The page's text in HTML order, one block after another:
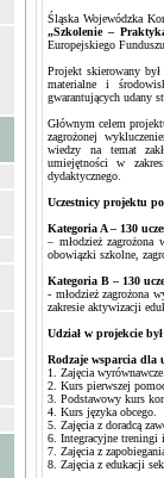
Śląska Wojewódzka
„Szkolenie –
Europejskiego
Projekt skierowany
materialne i
gwarantujących udany
Głównym celem
zagrożonej
wiedzy na temat
umiejętności w
dydaktycznego.
Uczestnicy projektu
Kategoria A – 130
– młodzież
obowiązki szkolne,
Kategoria B – 130
- młodzież zagrożona
zakresie aktywizacji
Udział w projekcie
Rodzaje wsparcia dla
1. Zajęcia
2. Kurs pierwszej
3. Podstawowy kurs
4. Kurs języka obcego.
5. Zajęcia z doradcą
6. Integracyjne treningi
7. Zajęcia z
8. Zajęcia z edukacji